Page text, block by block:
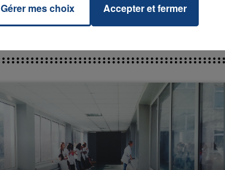
La Team de l'été
Gérer mes choix Accepter et fermer